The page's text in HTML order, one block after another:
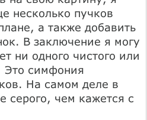
несколько пучков
а также добавить
В заключение я могу
ни одного чистого или
Это симфония
На самом деле в
серого, чем кажется с